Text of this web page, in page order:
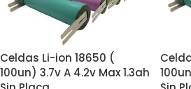
Celdas Li-ion 18650 (
100un) 3.7v A 4.2v Max 1.3ah